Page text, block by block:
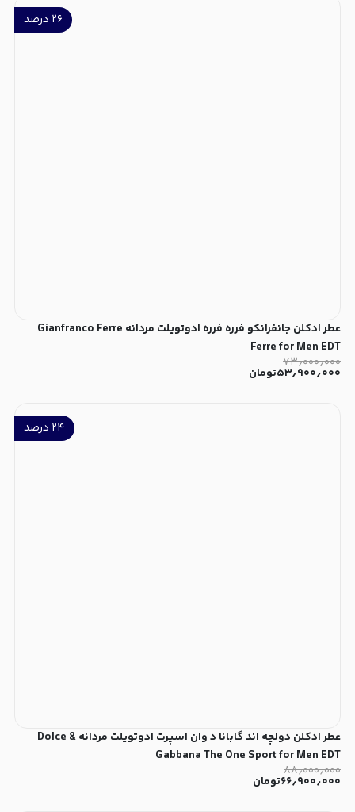
۲۶ درصد
عطر ادکلن جانفرانکو فرره فرره ادوتویلت مردانه Gianfranco Ferre
Ferre for Men EDT
۷۳٫۰۰۰٫۰۰۰
۵۳٫۹۰۰٫۰۰۰تومان
۲۴ درصد
عطر ادکلن دولچه اند گابانا د وان اسپرت ادوتویلت مردانه Dolce &
Gabbana The One Sport for Men EDT
۸۸٫۰۰۰٫۰۰۰
۶۶٫۹۰۰٫۰۰۰تومان